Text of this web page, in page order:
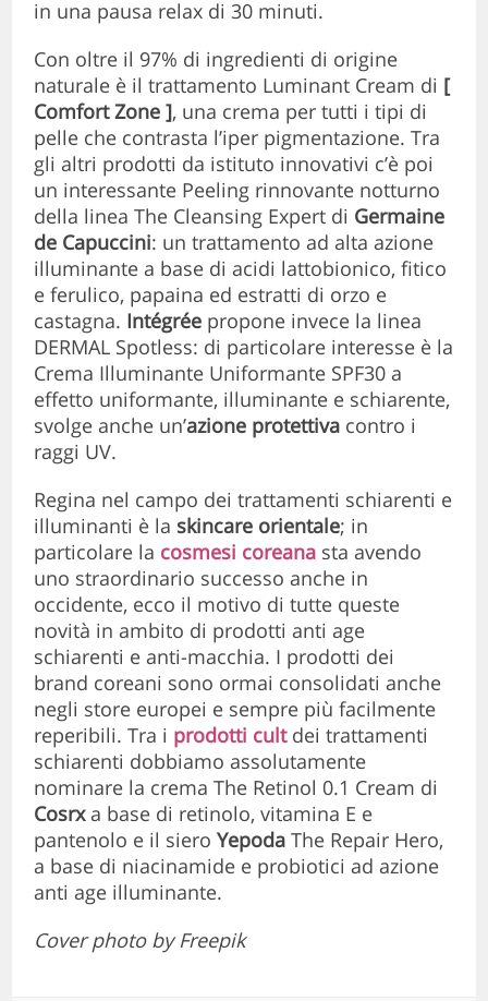
in una pausa relax di 30 minuti.
Con oltre il 97% di ingredienti di origine
naturale è il trattamento Luminant Cream di [
Comfort Zone ], una crema per tutti i tipi di
pelle che contrasta l’iper pigmentazione. Tra
gli altri prodotti da istituto innovativi c’è poi
un interessante Peeling rinnovante notturno
della linea The Cleansing Expert di Germaine
de Capuccini: un trattamento ad alta azione
illuminante a base di acidi lattobionico, fitico
e ferulico, papaina ed estratti di orzo e
castagna. Intégrée propone invece la linea
DERMAL Spotless: di particolare interesse è la
Crema Illuminante Uniformante SPF30 a
effetto uniformante, illuminante e schiarente,
svolge anche un’azione protettiva contro i
raggi UV.
Regina nel campo dei trattamenti schiarenti e
illuminanti è la skincare orientale; in
particolare la cosmesi coreana sta avendo
uno straordinario successo anche in
occidente, ecco il motivo di tutte queste
novità in ambito di prodotti anti age
schiarenti e anti-macchia. I prodotti dei
brand coreani sono ormai consolidati anche
negli store europei e sempre più facilmente
reperibili. Tra i prodotti cultdei trattamenti
schiarenti dobbiamo assolutamente
nominare la crema The Retinol 0.1 Cream di
Cosrxa base di retinolo, vitamina E e
pantenolo e il sieroYepodaThe Repair Hero,
a base di niacinamide e probiotici ad azione
anti age illuminante.
Cover photo by Freepik